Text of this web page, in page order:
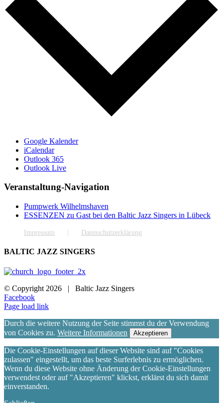
Google Kalender
iCalendar
Outlook 365
Outlook Live
Veranstaltung-Navigation
Pumpwerk Wilhelmshaven
ESSENZEN zu Gast bei den Baltic Jazz Singers in Lübeck
Impressum Datenschutzerklärung
BALTIC JAZZ SINGERS
© Copyright 2026 | Baltic Jazz Singers
Facebook
Page load link
Durch die weitere Nutzung der Seite stimmst du der Verwendung
von Cookies zu. Weitere Informationen Akzeptieren
Die Cookie-Einstellungen auf dieser Website sind auf "Cookies
zulassen" eingestellt, um das beste Surferlebnis zu ermöglichen.
Wenn du diese Website ohne Änderung der Cookie-Einstellungen
verwendest oder auf "Akzeptieren" klickst, erklärst du sich damit
einverstanden.